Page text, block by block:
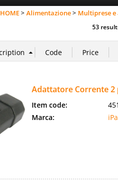
HOME Alimentazione Multiprese
53
Adattatore Corrente 2
Item code:
Marca: